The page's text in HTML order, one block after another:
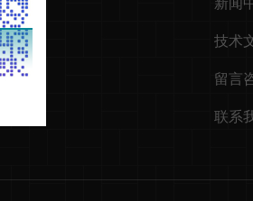
新闻
技术
留言
联系